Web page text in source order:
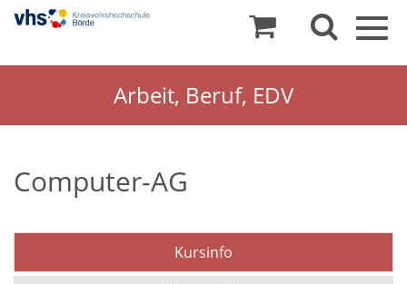
Arbeit, Beruf, EDV
Computer-AG
Kursinfo